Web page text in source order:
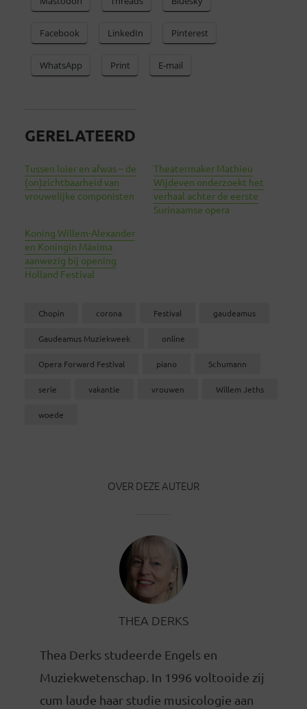
Facebook LinkedIn Pinterest
WhatsApp Print E-mail
GERELATEERD
Tussen luier en afwas – de
(on)zichtbaarheid van
vrouwelijke componisten
Theatermaker Mathieu
Wijdeven onderzoekt het
verhaal achter de eerste
Surinaamse opera
Koning Willem-Alexander
en Koningin Máxima
aanwezig bij opening
Holland Festival
Chopin corona Festival gaudeamus
Gaudeamus Muziekweek online
Opera Forward Festival piano Schumann
serie vakantie vrouwen Willem Jeths
woede
OVER DEZE AUTEUR
THEA DERKS
Thea Derks studeerde Engels en
Muziekwetenschap. In 1996 voltooide zij
cum laude haar studie musicologie aan